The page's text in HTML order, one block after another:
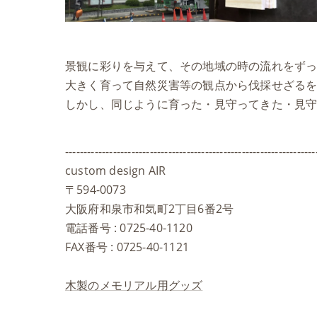
景観に彩りを与えて、その地域の時の流れをず
大きく育って自然災害等の観点から伐採せざる
しかし、同じように育った・見守ってきた・
custom design AIR
〒594-0073
大阪府和泉市和気町2丁目6番2号
電話番号 : 0725-40-1120
FAX番号 : 0725-40-1121
木製のメモリアル用グッズ